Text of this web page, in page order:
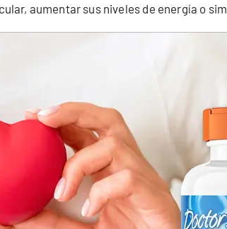
aumentar sus niveles de energía o